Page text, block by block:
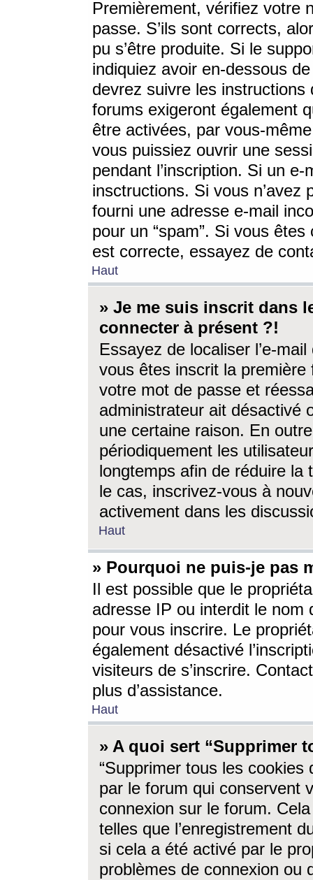
Premièrement, vérifiez votre
passe. S’ils sont corrects,
pu s’être produite. Si le
indiquiez avoir en-dessous
devrez suivre les
forums exigeront également
être activées, par vous-
vous puissiez ouvrir une
pendant l’inscription. Si un
insctructions. Si vous n’avez
fourni une adresse e-mail
pour un “spam”. Si vous
est correcte, essayez de
Haut
» Je me suis inscrit dans
connecter à présent ?!
Essayez de localiser l’e-
vous êtes inscrit la première
votre mot de passe et
administrateur ait désactivé
une certaine raison. En
périodiquement les
longtemps afin de réduire la
le cas, inscrivez-vous à
activement dans les
Haut
» Pourquoi ne puis-je pas
Il est possible que le
adresse IP ou interdit le nom
pour vous inscrire. Le
également désactivé
visiteurs de s’inscrire.
plus d’assistance.
Haut
» A quoi sert “Supprimer
“Supprimer tous les cookies
par le forum qui conservent
connexion sur le forum.
telles que l’enregistrement
si cela a été activé par le
problèmes de connexion ou